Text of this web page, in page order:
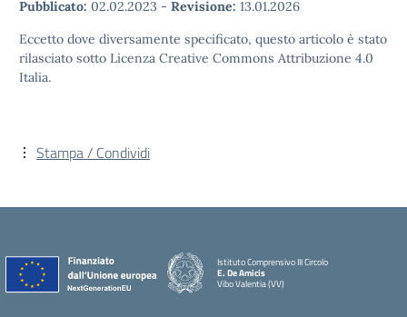
Pubblicato: 02.02.2023 - Revisione: 13.01.2026
Eccetto dove diversamente specificato, questo articolo è stato
rilasciato sotto Licenza Creative Commons Attribuzione 4.0
Italia.
Stampa / Condividi
Istituto Comprensivo III Circolo
E. De Amicis
Vibo Valentia (VV)